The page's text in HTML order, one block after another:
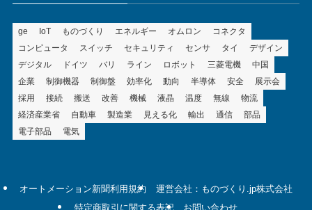
ge IoT ものづくり エネルギー オムロン
コネクタ
コンピュータ
スイッチ セキュリティ センサ タイ
デザイン
デジタル
ドイツ バリ ライン ロボット 三菱電機
中国
企業
制御機器 制御盤 効率化 動向 半導体 安全
展示会
採用
接続 搬送 改善 機械 液晶 温度 無線
物流
経済産業省
自動車 製造業 見える化 輸出 通信
部品
電子部品
電気
オートメーション新聞利用規約
運営会社：ものづくり.jp株式会社
特定商取引に関する表記
お問い合わせ